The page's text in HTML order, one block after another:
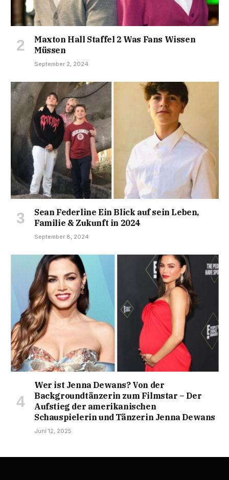
Maxton Hall Staffel 2 Was Fans Wissen
Müssen
September 2, 2024
Sean Federline Ein Blick auf sein Leben,
Familie & Zukunft in 2024
September 8, 2024
Wer ist Jenna Dewans? Von der
Backgroundtänzerin zum Filmstar – Der
Aufstieg der amerikanischen
Schauspielerin und Tänzerin Jenna Dewans
Juni 12, 2025